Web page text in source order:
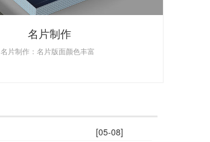
名片制作
名片制作：名片版面颜色丰富
[05-08]